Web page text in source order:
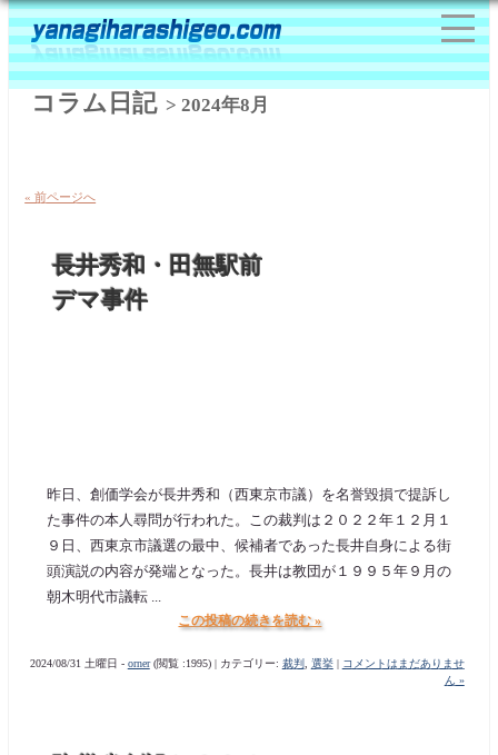
コラム日記> 2024年8月
« 前ページへ
長井秀和・田無駅前
デマ事件
昨日、創価学会が長井秀和（西東京市議）を名誉毀損で提訴し
た事件の本人尋問が行われた。この裁判は２０２２年１２月１
９日、西東京市議選の最中、候補者であった長井自身による街
頭演説の内容が発端となった。長井は教団が１９９５年９月の
朝木明代市議転 ...
この投稿の続きを読む »
2024/08/31 土曜日 - orner(閲覧 :1995) | カテゴリー: 裁判, 選挙|
コメントはまだありませ
ん »